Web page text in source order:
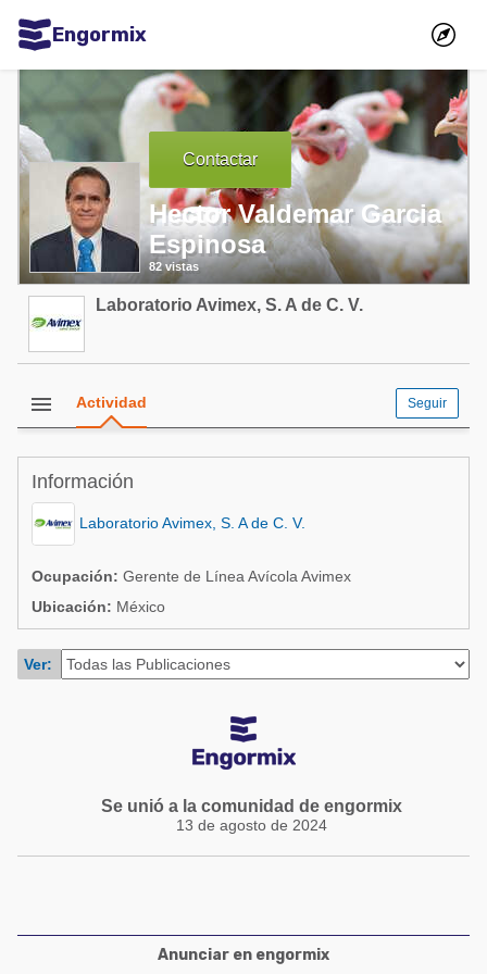
Engormix
Comunidades en español
Agricultura
Balanceados - Piensos
Avicultura
Ganadería
Lechería
Micotoxinas
Porcicultura
Mascotas
Acuacultura
Micotoxinas
Avicultura
Porcicultura
Lechería
Comunidades en portugués
Avicultura
Porcicultura
Ganadería
Contactar
Hector Valdemar Garcia
Espinosa
82 vistas
Laboratorio Avimex, S. A de C. V.
menu Actividad Seguir
Información
Laboratorio Avimex, S. A de C. V.
Ocupación: Gerente de Línea Avícola Avimex
Ubicación: México
Ver:
Se unió a la comunidad de engormix
13 de agosto de 2024
Anunciar en engormix